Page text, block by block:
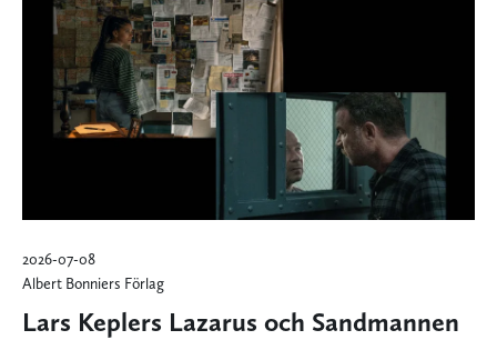
2026-07-08
Albert Bonniers Förlag
Lars Keplers Lazarus och Sandmannen